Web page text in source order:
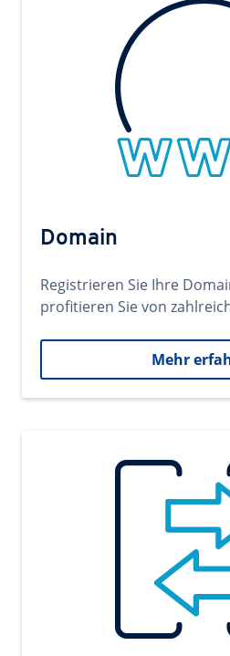
Domain
Registrieren Sie Ihre
profitieren Sie von
Mehr